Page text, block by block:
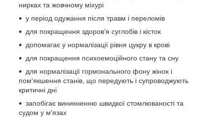
нирках та жовчному міхурі
у період одужання після травм і переломів
для покращення здоров’я суглобів і кісток
допомагає у нормалізації рівня цукру в крові
для покращення психоемоційного стану та сну
для нормалізації гормонального фону жінок і
пом'якшення станів, що передують і супроводжують
критичні дні
запобігає виникненню швидкої стомлюваності та
судом у м'язах